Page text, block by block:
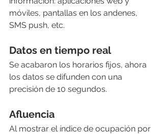
móviles, pantallas en los andenes,
SMS push, etc.
Datos en tiempo real
Se acabaron los horarios fijos, ahora
los datos se difunden con una
precisión de 10 segundos.
Afluencia
Al mostrar el índice de ocupación por